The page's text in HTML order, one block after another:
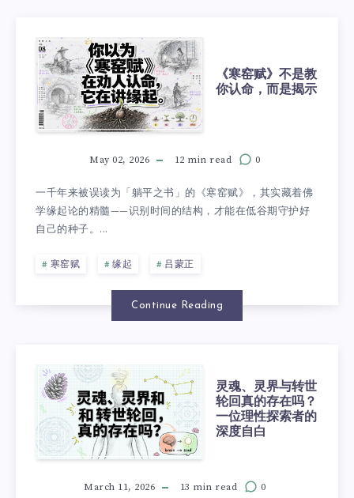
《寒窑赋》不是教
你认命，而是揭示
May 02, 2026 12 min read 0
一千年来被误读为「躺平之书」的《寒窑赋》，其实藏着佛
学缘起论的精髓——识别时间的结构，才能在低谷期守护好
自己的种子。...
寒窑赋 缘起 吕蒙正
Continue Reading
灵魂、灵界与转世
轮回真的存在吗？
一位理性探索者的
深度自白
March 11, 2026 13 min read 0